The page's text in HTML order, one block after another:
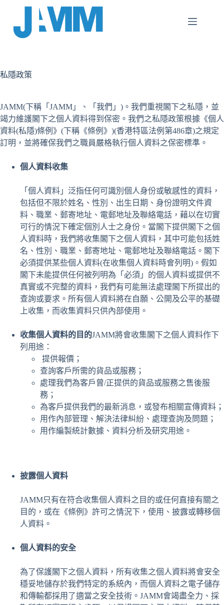
私隱政策
JAMM(下稱「JAMM」、「我們」)。我們重視閣下之私隱，並
竭力維護閣下之個人資料得到保密。我們之私隱政策根據《個人
資料(私隱)條例》(下稱《條例》)(香港特區法例第486章)之規定
訂明，並將確保我們之職員嚴格執行個人資料之保密標準。
個人資料收集
「個人資料」泛指任何可識別個人身份或敏感性的資料，
包括但不限於姓名、性別、出生日期、身份證明文件資
料、職業、郵寄地址、電郵地址及聯絡電話，藉以在切實
可行的情況下確定個別人士之身份。當閣下提供閣下之個
人資料時，我們將收集閣下之個人資料，其中可能包括姓
名、性別、職業、郵寄地址、電郵地址及聯絡電話。閣下
必須提供某些個人資料(在收集個人資料時會列明)。假如
閣下未能提供任何被列明為「必須」的個人資料或提供不
真實或不完整的資料，我們有可能無法處理閣下所提出的
查詢或要求。所有個人資料將在自願、公開及公平的基礎
上收集，而收集資料只供內部使用。
收集個人資料的目的JAMM將會收集閣下之個人資料作下
列用途：
提供報價；
查詢客戶所需的貨品或服務；
處理我們為客戶曾/正提供的貨品或服務之售後服
務；
為客戶提供我們的最新消息，或發布相關宣傳資料；
用作內部管理、解決法律糾紛、處理查詢及問題；
用作編製統計數據、資料分析及研究用途。
披露個人資料
JAMM只有在符合收集個人資料之目的或任何直接有關之
目的，或在《條例》許可之情況下，使用、披露或轉移個
人資料。
個人資料的安全
為了保護閣下之個人資料，所有收集之個人資料將會安全
穩妥地儲存於我們特定的系統內，而個人資料之電子儲存
和傳輸都採用了適當之安全技術。JAMM會竭盡全力、採